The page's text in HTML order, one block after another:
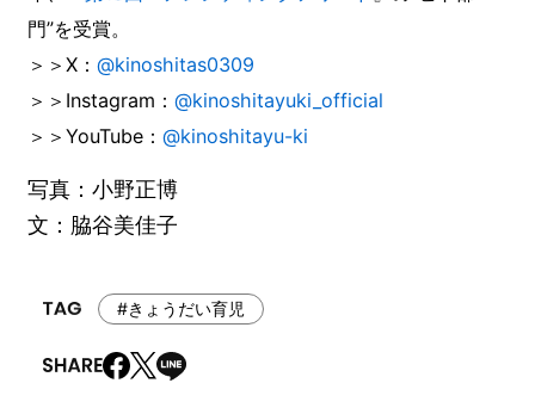
門”を受賞。
＞＞X：@kinoshitas0309
＞＞Instagram：@kinoshitayuki_official
＞＞YouTube：@kinoshitayu-ki
写真：小野正博
文：脇谷美佳子
#きょうだい育児